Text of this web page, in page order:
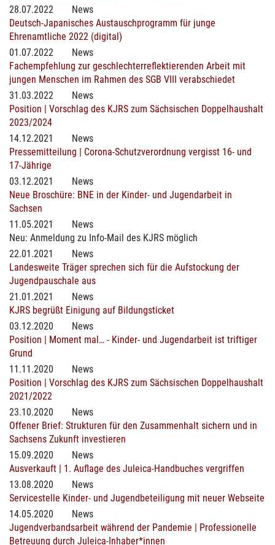
28.07.2022
News
Deutsch-Japanisches Austauschprogramm für junge
Ehrenamtliche 2022 (digital)
01.07.2022
News
Fachempfehlung zur geschlechterreflektierenden Arbeit mit
jungen Menschen im Rahmen des SGB VIII verabschiedet
31.03.2022
News
Position | Vorschlag des KJRS zum Sächsischen Doppelhaushalt
2023/2024
14.12.2021
News
Pressemitteilung | Corona-Schutzverordnung vergisst 16- und
17-Jährige
03.12.2021
News
Neue Broschüre: BNE in der Kinder- und Jugendarbeit in
Sachsen
11.05.2021
News
Neu: Anmeldung zu Info-Mail des KJRS möglich
22.01.2021
News
Landesweite Träger sprechen sich für die Aufstockung der
Jugendpauschale aus
21.01.2021
News
KJRS begrüßt Einigung auf Bildungsticket
03.12.2020
News
Position | Moment mal… - Kinder- und Jugendarbeit ist triftiger
Grund
11.11.2020
News
Position | Vorschlag des KJRS zum Sächsischen Doppelhaushalt
2021/2022
23.10.2020
News
Offener Brief: Strukturen für den Zusammenhalt sichern und in
Sachsens Zukunft investieren
15.09.2020
News
Ausverkauft | 1. Auflage des Juleica-Handbuches vergriffen
13.08.2020
News
Servicestelle Kinder- und Jugendbeteiligung mit neuer Webseite
14.05.2020
News
Jugendverbandsarbeit während der Pandemie | Professionelle
Betreuung durch Juleica-Inhaber*innen